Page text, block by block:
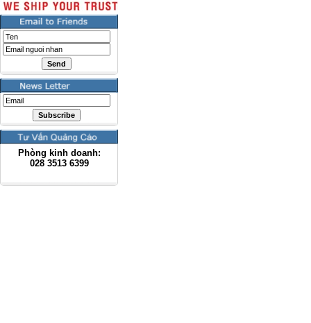
Phòng kinh doanh:
028 3513 6399